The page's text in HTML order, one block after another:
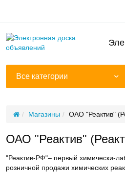
Все категории
Магазины ОАО "Реактив"
ОАО "Реактив"
"Реактив-РФ"– первый химически-
розничной продажи химических